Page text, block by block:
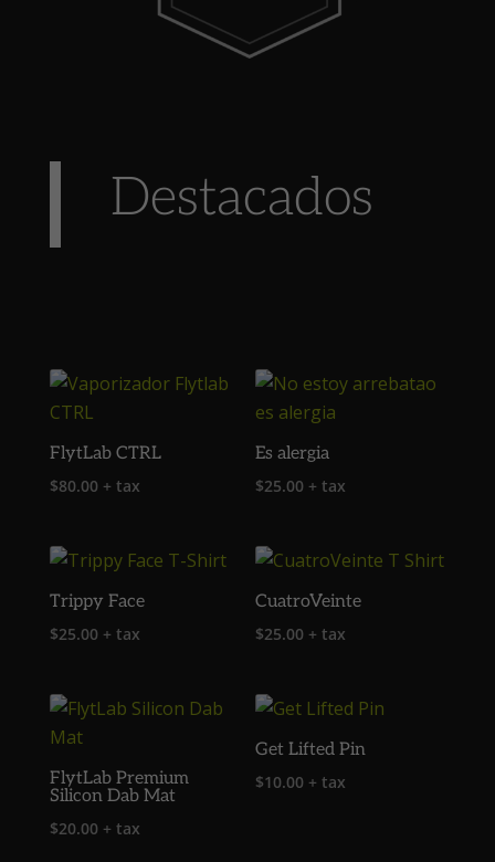
Destacados
FlytLab CTRL
$80.00 + tax
Es alergia
$25.00 + tax
Trippy Face
$25.00 + tax
CuatroVeinte
$25.00 + tax
FlytLab Premium
Silicon Dab Mat
$20.00 + tax
Get Lifted Pin
$10.00 + tax